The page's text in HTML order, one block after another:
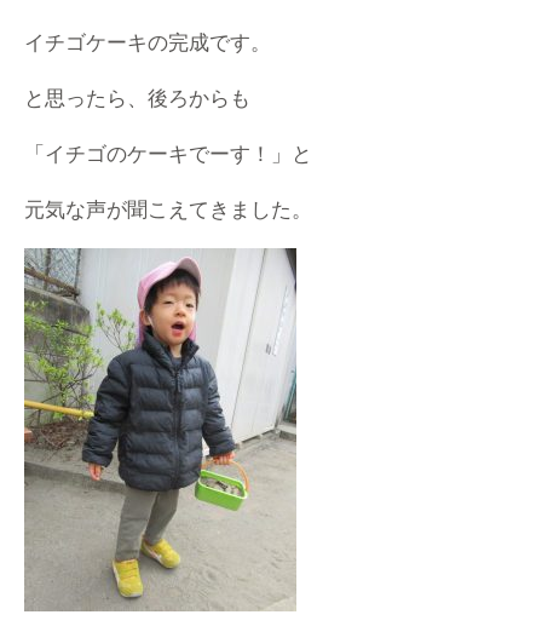
イチゴケーキの完成です。
と思ったら、後ろからも
「イチゴのケーキでーす！」と
元気な声が聞こえてきました。